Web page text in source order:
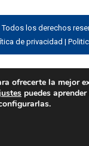
Todos los derechos
de privacidad |
ofrecerte la mejor
puedes